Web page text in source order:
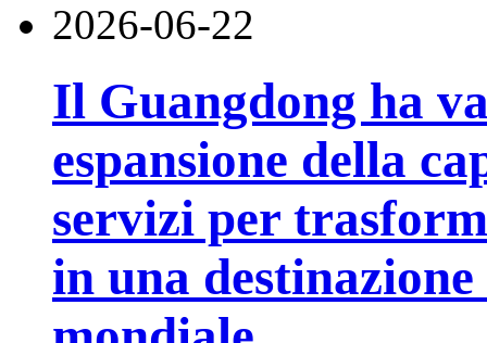
2026-06-22
Il Guangdong ha
espansione della
servizi per
in una